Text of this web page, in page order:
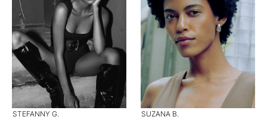
STEFANNY G. SUZANA B.